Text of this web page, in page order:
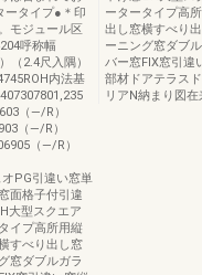
ータイプ●＊印
モジュール区
呼称幅
（2.4尺入隅）
内法基
（―/R）
（―/R）
（―/R）
PG引違い窓単
面格子付引違
大型スクエア
イプ高所用縦
すべり出し窓
窓ダブルガラ
ータータイプ高
出し窓横すべり
ーニング窓ダブ
バー窓FIX窓引違
部材ドアテラス
リアN納まり図在